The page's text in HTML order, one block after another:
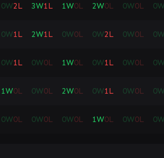
0W2L 3W1L 1W0L 2W0L 0W0L 0W
0W1L 2W1L 0W0L 0W2L 0W0L 0W
0W1L 0W0L 1W0L 0W1L 0W0L 0W
1W0L 0W0L 2W0L 0W1L 0W0L 0W
0W0L 0W0L 0W0L 1W0L 0W0L 0W